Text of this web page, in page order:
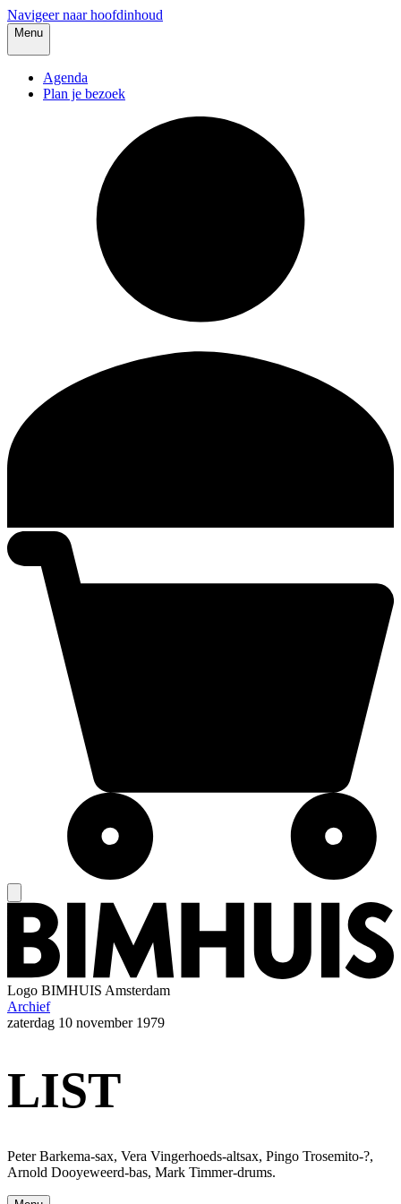
Navigeer naar hoofdinhoud
Menu
Agenda
Plan je bezoek
Logo BIMHUIS Amsterdam
Archief
zaterdag 10 november 1979
LIST
Peter Barkema-sax, Vera Vingerhoeds-altsax, Pingo Trosemito-?,
Arnold Dooyeweerd-bas, Mark Timmer-drums.